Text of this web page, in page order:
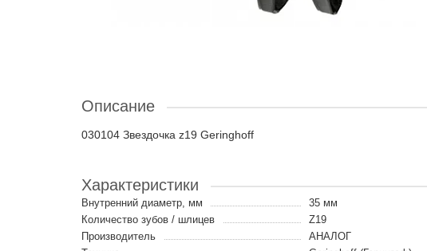
Описание
030104 Звездочка z19 Geringhoff
Характеристики
Внутренний диаметр, мм
35 мм
Количество зубов / шлицев
Z19
Производитель
АНАЛОГ